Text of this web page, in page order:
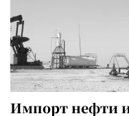
Импорт нефти